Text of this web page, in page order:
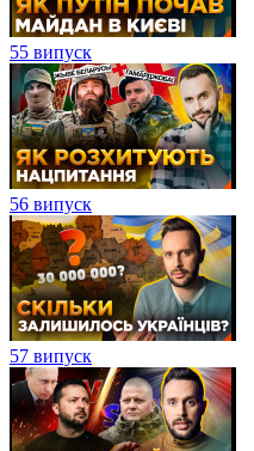
55 випуск
56 випуск
57 випуск